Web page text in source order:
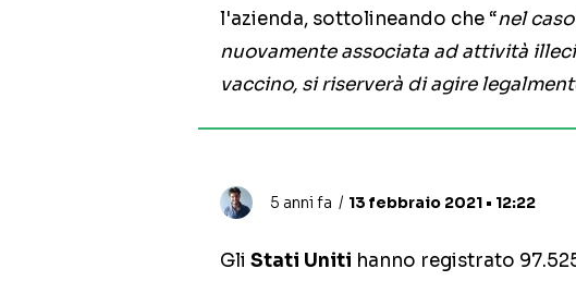
l'azienda, sottolineando che “nel
nuovamente associata ad attività
vaccino, si riserverà di agire
5 anni fa 13 febbraio 2021 • 12:22
Gli Stati Uniti hanno registrato